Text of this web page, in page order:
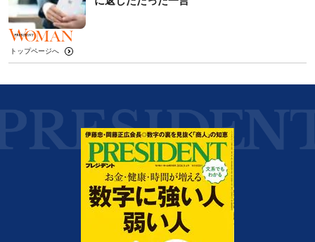
トップページへ